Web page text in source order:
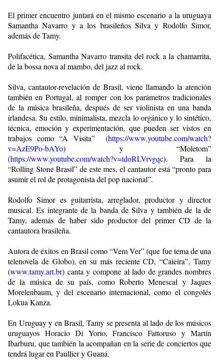
El primer encuentro juntará en el mismo escenario a la uruguaya
Samantha Navarro y a los brasileños Silva y Rodolfo Simor,
además de Tamy.
Polifacética, Samantha Navarro transita del rock a la chamarrita,
de la bossa nova al mambo, del jazz al rock.
Silva, cantautor-revelación de Brasil, viene llamando la atención
también en Portugal, al romper con los parámetros tradicionales
de la música brasileña, después de ser violinista en una banda
irlandesa. Su estilo, minimalista, mezcla lo orgánico y lo sintético,
técnica, emoción y experimentación, que pueden ser vistos en
trabajos como “A Visita” (https://www.youtube.com/watch?
v=AzE9Po-bAYo) y “Moletom”
(https://www.youtube.com/watch?v=tdoRLVrvgqc). Para la
“Rolling Stone Brasil” de este mes, el cantautor está “pronto para
asumir el rol de protagonista del pop nacional”.
Rodolfo Simor es guitarrista, arreglador, productor y director
musical. Es integrante de la banda de Silva y también de la de
Tamy, además de haber sido productor del primer CD de la
cantautora brasileña.
Autora de éxitos en Brasil como “Vem Ver” (que fue tema de una
telenovela de Globo), en su más reciente CD, “Caieira”, Tamy
(www.tamy.art.br) canta y compone al lado de grandes nombres
de la música de su país, como Roberto Menescal y Jaques
Morelenbaum, y del escenario internacional, como el congolés
Lokua Kanza.
En Uruguay y en Brasil, Tamy se presenta al lado de los músicos
uruguayos Horacio Di Yorio, Francisco Fattoruso y Martín
Ibarburu, que también la acompañan en la serie de conciertos que
tendrá lugar en Paullier y Guaná.